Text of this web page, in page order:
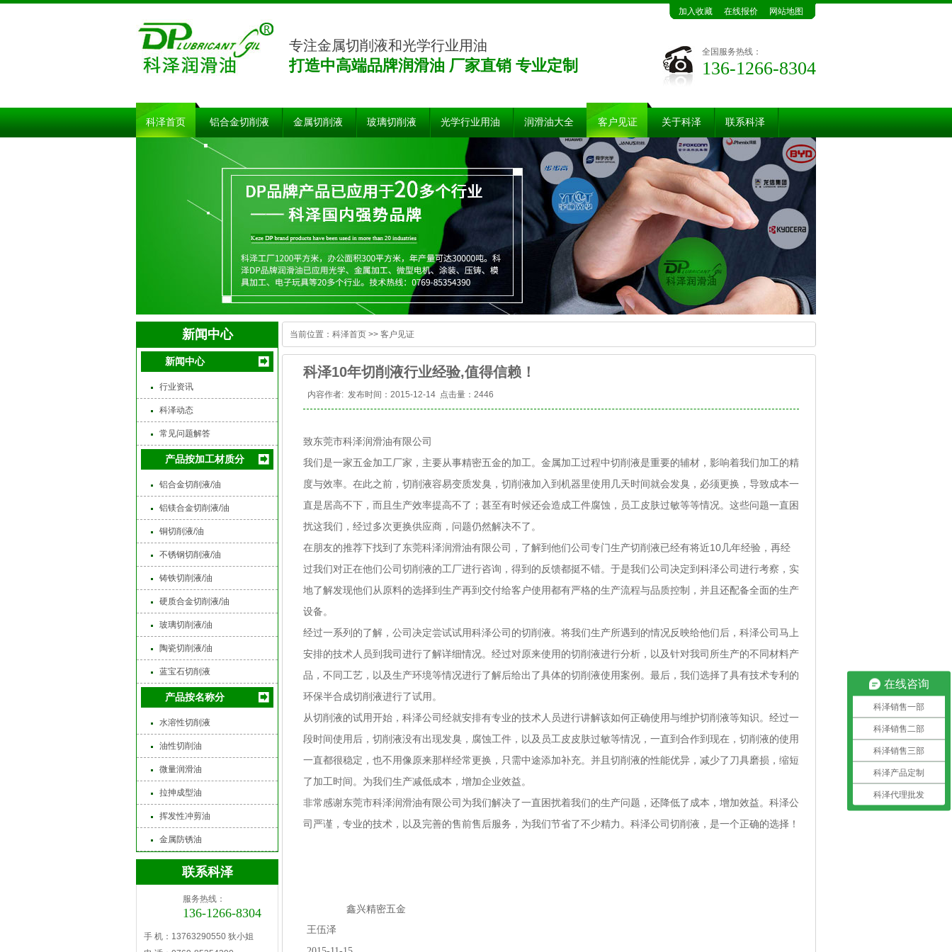
加入收藏 在线报价 网站地图
专注金属切削液和光学行业用油
打造中高端品牌润滑油 厂家直销 专业定制
全国服务热线：
136-1266-8304
科泽首页 铝合金切削液 金属切削液 玻璃切削液 光学行业用油 润滑油大全 客户见证 关于科泽 联系科泽
新闻中心
新闻中心
行业资讯
科泽动态
常见问题解答
产品按加工材质分
铝合金切削液/油
铝镁合金切削液/油
铜切削液/油
不锈钢切削液/油
铸铁切削液/油
硬质合金切削液/油
玻璃切削液/油
陶瓷切削液/油
蓝宝石切削液
产品按名称分
水溶性切削液
油性切削油
微量润滑油
拉抻成型油
挥发性冲剪油
金属防锈油
联系科泽
服务热线：
136-1266-8304
手 机：13763290550 狄小姐
当前位置： 科泽首页 >> 客户见证
科泽10年切削液行业经验,值得信赖！
内容作者: 发布时间：2015-12-14 点击量：2446
致东莞市科泽润滑油有限公司
我们是一家五金加工厂家，主要从事精密五金的加工。金属加工过程中切削液是重要的辅材，影响着我们加工的精
度与效率。在此之前，切削液容易变质发臭，切削液加入到机器里使用几天时间就会发臭，必须更换，导致成本一
直是居高不下，而且生产效率提高不了；甚至有时候还会造成工件腐蚀，员工皮肤过敏等等情况。这些问题一直困
扰这我们，经过多次更换供应商，问题仍然解决不了。
在朋友的推荐下找到了东莞科泽润滑油有限公司，了解到他们公司专门生产切削液已经有将近10几年经验，再经
过我们对正在他们公司切削液的工厂进行咨询，得到的反馈都挺不错。于是我们公司决定到科泽公司进行考察，实
地了解发现他们从原料的选择到生产再到交付给客户使用都有严格的生产流程与品质控制，并且还配备全面的生产
设备。
经过一系列的了解，公司决定尝试试用科泽公司的切削液。将我们生产所遇到的情况反映给他们后，科泽公司马上
安排的技术人员到我司进行了解详细情况。经过对原来使用的切削液进行分析，以及针对我司所生产的不同材料产
品，不同工艺，以及生产环境等情况进行了解后给出了具体的切削液使用案例。最后，我们选择了具有技术专利的
环保半合成切削液进行了试用。
从切削液的试用开始，科泽公司经就安排有专业的技术人员进行讲解该如何正确使用与维护切削液等知识。经过一
段时间使用后，切削液没有出现发臭，腐蚀工件，以及员工皮皮肤过敏等情况，一直到合作到现在，切削液的使用
一直都很稳定，也不用像原来那样经常更换，只需中途添加补充。并且切削液的性能优异，减少了刀具磨损，缩短
了加工时间。为我们生产减低成本，增加企业效益。
非常感谢东莞市科泽润滑油有限公司为我们解决了一直困扰着我们的生产问题，还降低了成本，增加效益。科泽公
司严谨，专业的技术，以及完善的售前售后服务，为我们节省了不少精力。科泽公司切削液，是一个正确的选择！
鑫兴精密五金
王伍泽
在线咨询
科泽销售一部
科泽销售二部
科泽销售三部
科泽产品定制
科泽代理批发